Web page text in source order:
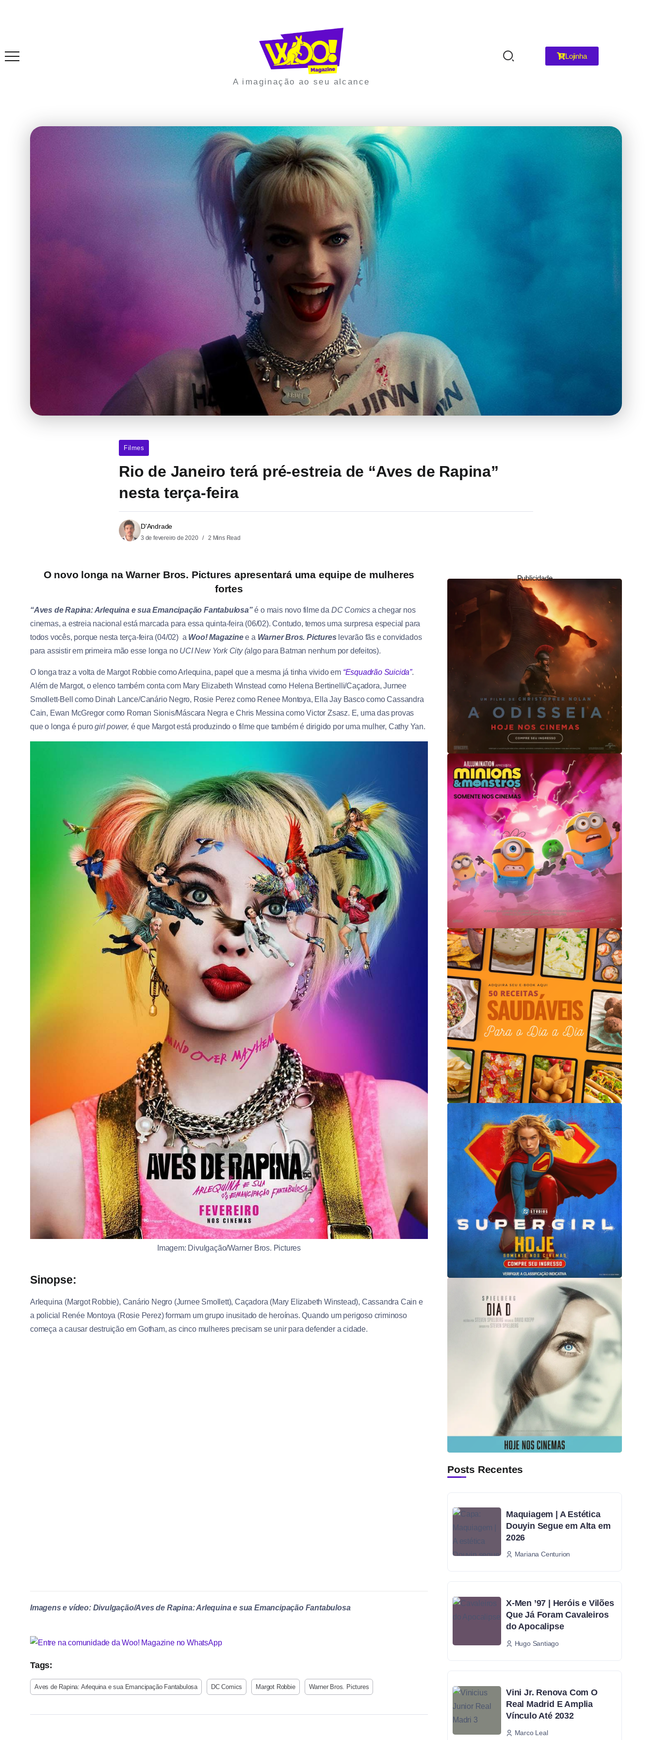
A imaginação ao seu alcance
Lojinha
Filmes
Rio de Janeiro terá pré-estreia de “Aves de Rapina”
nesta terça-feira
D'Andrade
3 de fevereiro de 2020 2 Mins Read
O novo longa na Warner Bros. Pictures apresentará uma equipe de mulheres
fortes
“Aves de Rapina: Arlequina e sua Emancipação Fantabulosa” é o mais novo filme da DC Comics a chegar nos
cinemas, a estreia nacional está marcada para essa quinta-feira (06/02). Contudo, temos uma surpresa especial para
todos vocês, porque nesta terça-feira (04/02) a Woo! Magazine e a Warner Bros. Pictures levarão fãs e convidados
para assistir em primeira mão esse longa no UCI New York City (algo para Batman nenhum por defeitos).
O longa traz a volta de Margot Robbie como Arlequina, papel que a mesma já tinha vivido em “Esquadrão Suicida”.
Além de Margot, o elenco também conta com Mary Elizabeth Winstead como Helena Bertinelli/Caçadora, Jurnee
Smollett-Bell como Dinah Lance/Canário Negro, Rosie Perez como Renee Montoya, Ella Jay Basco como Cassandra
Cain, Ewan McGregor como Roman Sionis/Máscara Negra e Chris Messina como Victor Zsasz. E, uma das provas
que o longa é purogirl power, é que Margot está produzindo o filme que também é dirigido por uma mulher, Cathy Yan.
Imagem: Divulgação/Warner Bros. Pictures
Sinopse:
Arlequina (Margot Robbie), Canário Negro (Jurnee Smollett), Caçadora (Mary Elizabeth Winstead), Cassandra Cain e
a policial Renée Montoya (Rosie Perez) formam um grupo inusitado de heroínas. Quando um perigoso criminoso
começa a causar destruição em Gotham, as cinco mulheres precisam se unir para defender a cidade.
Imagens e vídeo: Divulgação/Aves de Rapina: Arlequina e sua Emancipação Fantabulosa
Tags:
Aves de Rapina: Arlequina e sua Emancipação Fantabulosa DC Comics Margot Robbie Warner Bros. Pictures
Publicidade
Posts Recentes
Maquiagem | A Estética
Douyin Segue em Alta em
2026
Mariana Centurion
X-Men ’97 | Heróis e Vilões
Que Já Foram Cavaleiros
do Apocalipse
Hugo Santiago
Vini Jr. Renova Com O
Real Madrid E Amplia
Vínculo Até 2032
Marco Leal